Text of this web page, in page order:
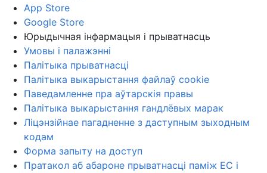
App Store
Google Store
Юрыдычная інфармацыя і прыватнасць
Умовы і палажэнні
Палітыка прыватнасці
Палітыка выкарыстання файлаў cookie
Паведамленне пра аўтарскія правы
Палітыка выкарыстання гандлёвых марак
Ліцэнзійнае пагадненне з даступным зыходным
кодам
Форма запыту на доступ
Пратакол аб абароне прыватнасці паміж ЕС і